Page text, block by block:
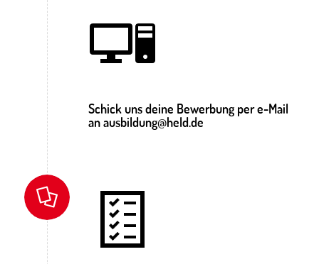
Schick uns deine Bewerbung per e-Mail
an ausbildung@held.de